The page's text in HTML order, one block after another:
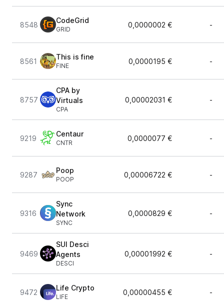
8548
CodeGrid
GRID
0,0000002 € -
8561
This is fine
FINE
0,0000195 € -
8757
CPA by
Virtuals
CPA
0,00002031 € -
9219
Centaur
CNTR
0,0000077 € -
9287
Poop
POOP
0,00006722 € -
9316
Sync
Network
SYNC
0,0000829 € -
9469
SUI Desci
Agents
DESCI
0,00001992 € -
9472
Life Crypto
LIFE
0,00000455 € -